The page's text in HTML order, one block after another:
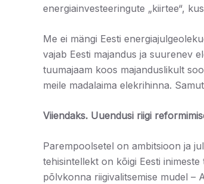
energiainvesteeringute „kiirtee“,
Me ei mängi Eesti
vajab Eesti majandus ja suurenev
tuumajaam koos majanduslikult
meile madalaima elekrihinna.
Viiendaks. Uuendusi riigi
Parempoolsetel on ambitsioon ja
tehisintellekt on kõigi Eesti
põlvkonna riigivalitsemise mudel –